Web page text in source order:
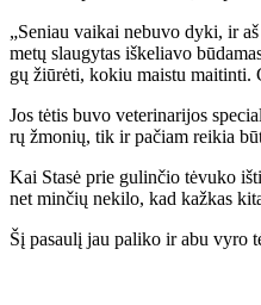
„Se­niau vai­kai ne­bu­vo dy­ki, ir
me­tų slau­gy­tas iš­ke­lia­vo
gų žiū­rė­ti, ko­kiu mais­tu mai­tin­ti.
Jos tė­tis bu­vo ve­te­ri­na­ri­jos
rų žmo­nių, tik ir pa­čiam rei­kia
Kai Sta­sė prie gu­lin­čio tė­vu­ko
net min­čių ne­ki­lo, kad kaž­kas
Šį pa­sau­lį jau pa­li­ko ir abu vy­ro